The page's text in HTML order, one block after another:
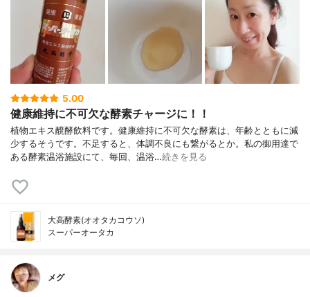
5.00
健康維持に不可欠な酵素チャージに！！
植物エキス醗酵飲料です。健康維持に不可欠な酵素は、年齢とともに減
少するそうです。不足すると、体調不良にも繋がるとか。私の御用達で
ある酵素温浴施設にて、毎回、温浴…続きを見る
大高酵素(オオタカコウソ)
スーパーオータカ
メグ